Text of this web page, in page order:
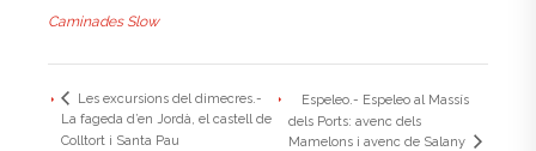
Caminades Slow
Les excursions del dimecres.-
La fageda d’en Jordà, el castell de
Colltort i Santa Pau
Espeleo.- Espeleo al Massís
dels Ports: avenc dels
Mamelons i avenc de Salany